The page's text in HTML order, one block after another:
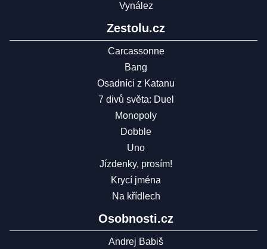
Vynález
Zestolu.cz
Carcassonne
Bang
Osadníci z Katanu
7 divů světa: Duel
Monopoly
Dobble
Uno
Jízdenky, prosím!
Krycí jména
Na křídlech
Osobnosti.cz
Andrej Babiš